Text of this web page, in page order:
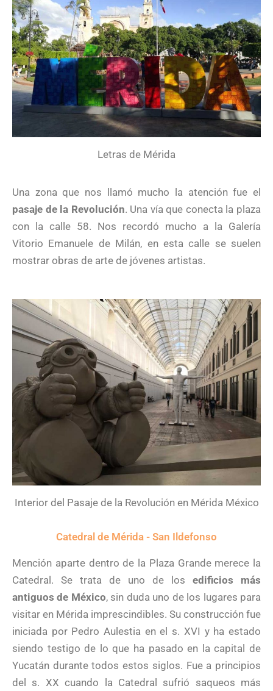
Letras de Mérida
Una zona que nos llamó mucho la atención fue el
pasaje de la Revolución. Una vía que conecta la plaza
con la calle 58. Nos recordó mucho a la Galería
Vitorio Emanuele de Milán, en esta calle se suelen
mostrar obras de arte de jóvenes artistas.
Interior del Pasaje de la Revolución en Mérida México
Catedral de Mérida - San Ildefonso
Mención aparte dentro de la Plaza Grande merece la
Catedral. Se trata de uno de los edificios más
antiguos de México, sin duda uno de los lugares para
visitar en Mérida imprescindibles. Su construcción fue
iniciada por Pedro Aulestia en el s. XVI y ha estado
siendo testigo de lo que ha pasado en la capital de
Yucatán durante todos estos siglos. Fue a principios
del s. XX cuando la Catedral sufrió saqueos más